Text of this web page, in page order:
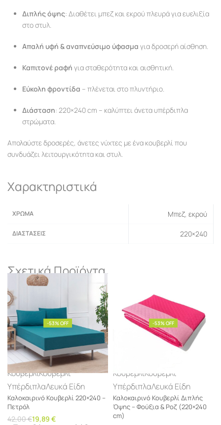
Διπλής όψης: Διαθέτει μπεζ και εκρού πλευρά για ευελιξία
στο στυλ.
Απαλή υφή & αναπνεύσιμο ύφασμα για δροσερή αίσθηση.
Καπιτονέ ραφή για σταθερότητα και αισθητική.
Εύκολη φροντίδα – πλένεται στο πλυντήριο.
Διάσταση: 220×240 cm – καλύπτει άνετα υπέρδιπλα
στρώματα.
Απολαύστε δροσερές, άνετες νύχτες με ένα κουβερλί που
συνδυάζει λειτουργικότητα και στυλ.
Χαρακτηριστικά
ΧΡΏΜΑ Μπεζ, εκρού
ΔΙΑΣΤΆΣΕΙΣ 220×240
Σχετικά Προϊόντα
-53% OFF
ΚουβερλίΚουβερλί
ΥπέρδιπλαΛευκά Είδη
Καλοκαιρινό Κουβερλί 220×240 –
Πετρόλ
42,00€19,89 €
-53% OFF
ΚουβερλίΚουβερλί
ΥπέρδιπλαΛευκά Είδη
Καλοκαιρινό Κουβερλί Διπλής
Όψης – Φούξια & Ροζ (220×240
cm)